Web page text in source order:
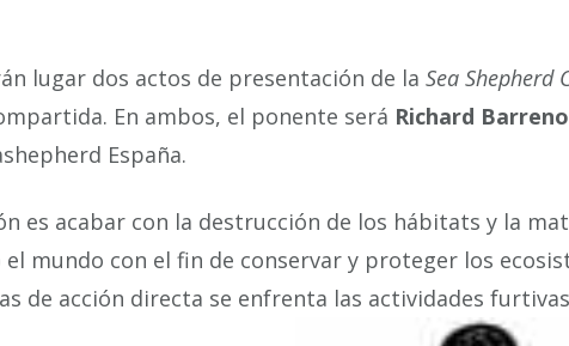
lugar dos actos de presentación de la Sea Shepherd
En ambos, el ponente será Richard
España.
es acabar con la destrucción de los hábitats y la
mundo con el fin de conservar y proteger los
de acción directa se enfrenta las actividades